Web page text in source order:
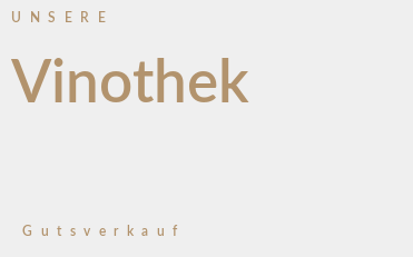
UNSERE
Vinothek
Gutsverkauf